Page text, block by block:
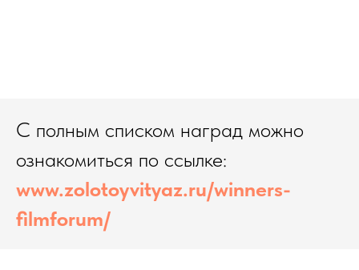
С полным списком наград можно
ознакомиться по ссылке:
www.zolotoyvityaz.ru/winners-
filmforum/